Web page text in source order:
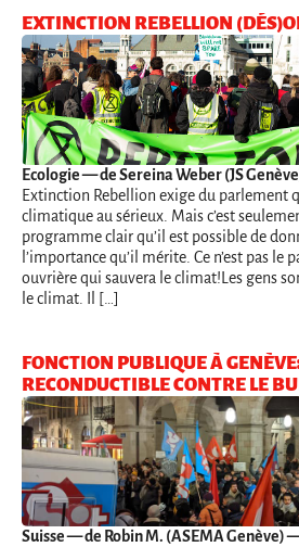
EXTINCTION REBELLION
Ecologie— de Sereina Weber (JS
Extinction Rebellion exige du parlement
climatique au sérieux. Mais c’est
programme clair qu’il est possible de
l’importance qu’il mérite. Ce n’est pas le
ouvrière qui sauvera le climat!Les gens
le climat. Il […]
FONCTION PUBLIQUE À
RECONDUCTIBLE CONTRE LE
Suisse— de Robin M. (ASEMA Genève)